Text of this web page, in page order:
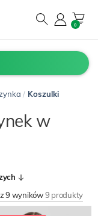
0
/ Koszulki
w
9 wyników9 produkty